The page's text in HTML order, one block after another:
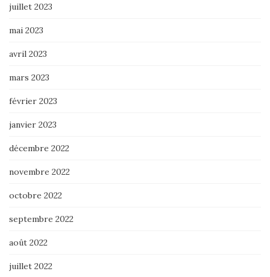
juillet 2023
mai 2023
avril 2023
mars 2023
février 2023
janvier 2023
décembre 2022
novembre 2022
octobre 2022
septembre 2022
août 2022
juillet 2022